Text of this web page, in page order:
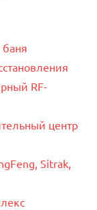
RF-
центр
Sitrak,